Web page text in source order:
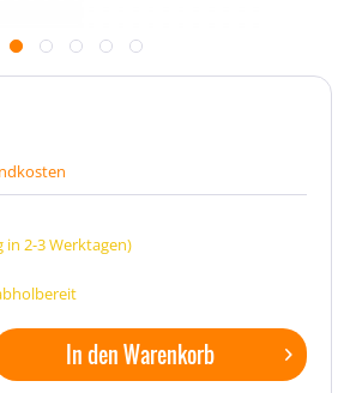
in 2-3 Werktagen)
In denWarenkorb